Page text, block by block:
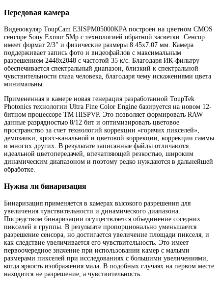
Передовая камера
Видеоокуляр ToupCam E3ISPM05000KPA построен на цветном CMOS
сенсоре Sony Exmor 5Мр с технологией обратной засветки. Сенсор
имеет формат 2/3" и физические размеры 8.45x7.07 мм. Камера
поддерживает запись фото и видеофайлов с максимальным
разрешением 2448x2048 с частотой 35 к/с. Благодаря ИК-фильтру
обеспечивается спектральный диапазон, близкий к спектральной
чувствительности глаза человека, благодаря чему искажениями цвета
минимальны.
Примененная в камере новая генерация разработанной ToupTek
Photonics технологии Ultra Fine Color Engine базируется на новом 12-
битном процессоре TM HISPVP. Это позволяет формировать RAW
данные разрядностью 8/12 бит и оптимизировать цветовое
пространство за счет технологий коррекции «горячих пикселей»,
демозаики, кросс-канальной и цветовой коррекции, коррекции гаммы
и многих других. В результате записанные файлы отличаются
идеальной цветопередачей, впечатляющей резкостью, широким
динамическим диапазоном и поэтому редко нуждаются в дальнейшей
обработке.
Нужна ли бинаризация
Бинаризация применяется в камерах высокого разрешения для
увеличения чувствительности и динамического диапазона.
Посредством бинаризации осуществляется объединение соседних
пикселей в группы. В результате пропорционально уменьшается
разрешение сенсора, но достигается увеличение площади пикселя, и
как следствие увеличивается его чувствительность. Это имеет
первоочередное значение при использовании камер с малыми
размерами пикселей при исследованиях с большими увеличениями,
когда яркость изображения мала. В подобных случаях на первом месте
находится не разрешение, а чувствительность.